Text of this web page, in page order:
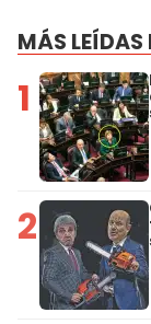
MÁS LEÍDAS
1
2